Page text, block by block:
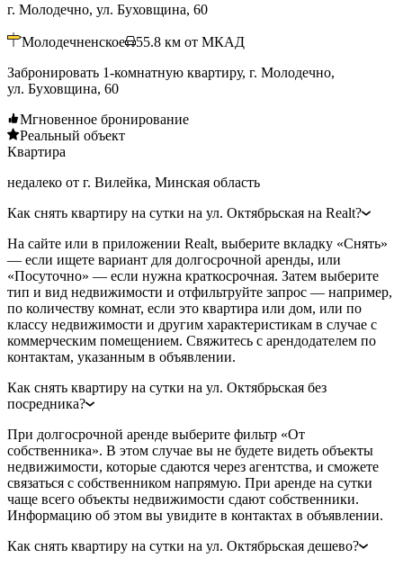
г. Молодечно, ул. Буховщина, 60
Молодечненское 55.8 км от МКАД
Забронировать 1-комнатную квартиру, г. Молодечно,
ул. Буховщина, 60
Мгновенное бронирование
Реальный объект
Квартира
недалеко от г. Вилейка, Минская область
Как снять квартиру на сутки на ул. Октябрьская на Realt?
На сайте или в приложении Realt, выберите вкладку «Снять»
— если ищете вариант для долгосрочной аренды, или
«Посуточно» — если нужна краткосрочная. Затем выберите
тип и вид недвижимости и отфильтруйте запрос — например,
по количеству комнат, если это квартира или дом, или по
классу недвижимости и другим характеристикам в случае с
коммерческим помещением. Свяжитесь с арендодателем по
контактам, указанным в объявлении.
Как снять квартиру на сутки на ул. Октябрьская без
посредника?
При долгосрочной аренде выберите фильтр «От
собственника». В этом случае вы не будете видеть объекты
недвижимости, которые сдаются через агентства, и сможете
связаться с собственником напрямую. При аренде на сутки
чаще всего объекты недвижимости сдают собственники.
Информацию об этом вы увидите в контактах в объявлении.
Как снять квартиру на сутки на ул. Октябрьская дешево?